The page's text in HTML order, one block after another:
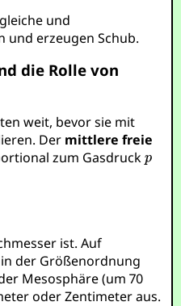
und
und erzeugen Schub.
die Rolle von
weit, bevor sie mit
Der mittlere freie
zum Gasdruck
ist. Auf
der Größenordnung
Mesosphäre (um 70
oder Zentimeter aus.